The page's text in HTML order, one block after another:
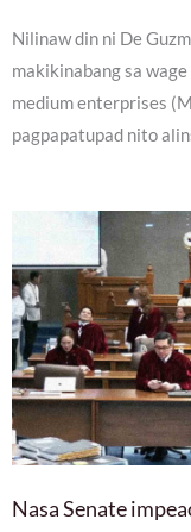
Nilinaw din ni De
makikinabang sa
medium enterprises
pagpapatupad nito
Nasa Senate